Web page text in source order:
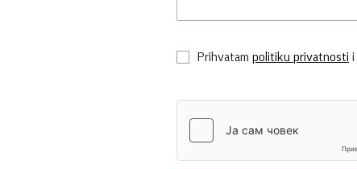
Prihvatam politiku privatnosti i